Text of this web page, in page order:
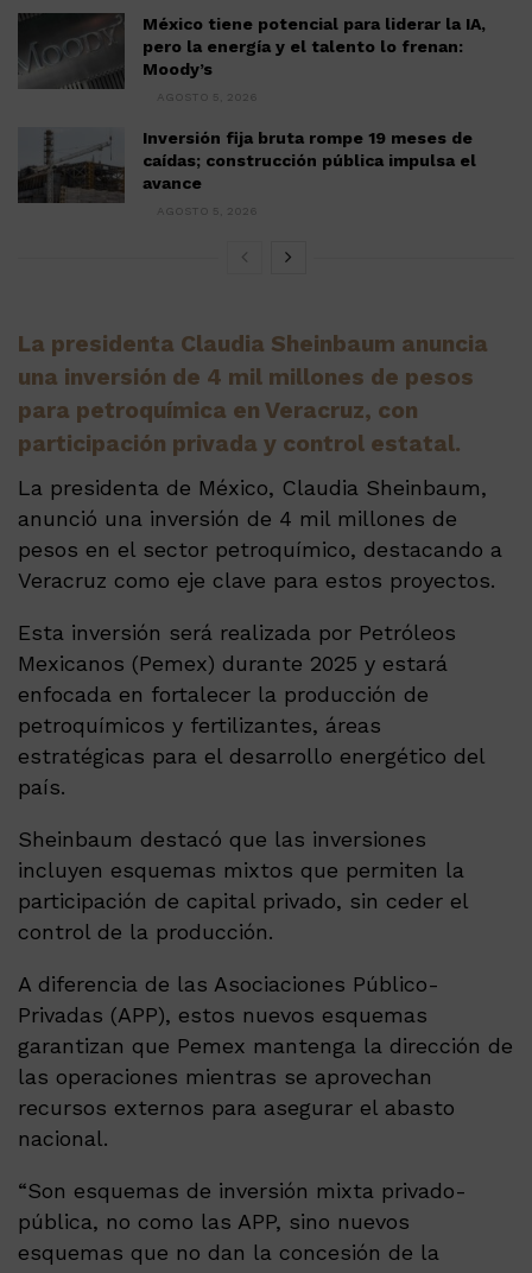
México tiene potencial para liderar la IA,
pero la energía y el talento lo frenan:
Moody’s
AGOSTO 5, 2026
Inversión fija bruta rompe 19 meses de
caídas; construcción pública impulsa el
avance
AGOSTO 5, 2026
La presidenta Claudia Sheinbaum anuncia
una inversión de 4 mil millones de pesos
para petroquímica en Veracruz, con
participación privada y control estatal.
La presidenta de México, Claudia Sheinbaum,
anunció una inversión de 4 mil millones de
pesos en el sector petroquímico, destacando a
Veracruz como eje clave para estos proyectos.
Esta inversión será realizada por Petróleos
Mexicanos (Pemex) durante 2025 y estará
enfocada en fortalecer la producción de
petroquímicos y fertilizantes, áreas
estratégicas para el desarrollo energético del
país.
Sheinbaum destacó que las inversiones
incluyen esquemas mixtos que permiten la
participación de capital privado, sin ceder el
control de la producción.
A diferencia de las Asociaciones Público-
Privadas (APP), estos nuevos esquemas
garantizan que Pemex mantenga la dirección de
las operaciones mientras se aprovechan
recursos externos para asegurar el abasto
nacional.
“Son esquemas de inversión mixta privado-
pública, no como las APP, sino nuevos
esquemas que no dan la concesión de la